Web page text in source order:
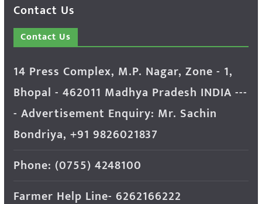
Contact Us
Contact Us
14 Press Complex, M.P. Nagar, Zone - 1,
Bhopal - 462011 Madhya Pradesh INDIA ---
- Advertisement Enquiry: Mr. Sachin
Bondriya, +91 9826021837
Phone: (0755) 4248100
Farmer Help Line- 6262166222